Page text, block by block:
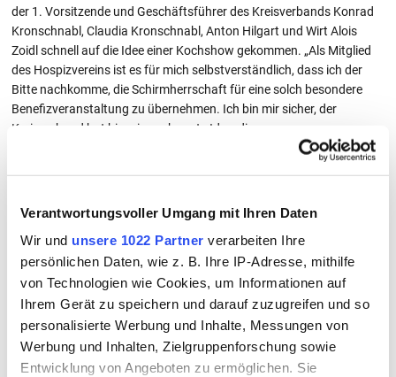
Verantwortungsvoller Umgang mit Ihren Daten
Wir und unsere 1022 Partner verarbeiten Ihre
persönlichen Daten, wie z. B. Ihre IP-Adresse, mithilfe
von Technologien wie Cookies, um Informationen auf
Ihrem Gerät zu speichern und darauf zuzugreifen und so
personalisierte Werbung und Inhalte, Messungen von
Werbung und Inhalten, Zielgruppenforschung sowie
Entwicklung von Angeboten zu ermöglichen. Sie
der 1. Vorsitzende und Geschäftsführer des Kreisverbands Konrad
Kronschnabl, Claudia Kronschnabl, Anton Hilgart und Wirt Alois
Zoidl schnell auf die Idee einer Kochshow gekommen. „Als Mitglied
des Hospizvereins ist es für mich selbstverständlich, dass ich der
Bitte nachkomme, die Schirmherrschaft für eine solch besondere
Benefizveranstaltung zu übernehmen. Ich bin mir sicher, der
Kreisverband hat hier eine sehr gute Idee, die von unseren
Bürgerinnen und Bürgern gerne angenommen wird. Denn wie sagt
es umso schöner“, so Landrat Michael Fahmüller zur Veranstaltung.
vor aktiv im Kreisverband und wird an der Kochshow mitwirken. Die
Benefizkochshow am 19. Juli um 17 Uhr im Gasthaus Zoidl in
Hebertsfelden soll den bekannten Fernsehshows nachempfunden
werden. So können die Besucher live beobachten, wie Alois Zoidl,
Anton Hilgart und weitere Mitglieder des Kreisverbands unter der
Moderation von Liedermacher und Kabarettist Horst Eberl
miteinander am Herd stehen und typisch bayerische und auch